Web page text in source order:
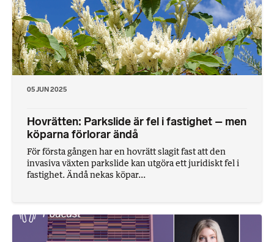
05 JUN 2025
Hovrätten: Parkslide är fel i fastighet – men
köparna förlorar ändå
För första gången har en hovrätt slagit fast att den
invasiva växten parkslide kan utgöra ett juridiskt fel i
fastighet. Ändå nekas köpar...